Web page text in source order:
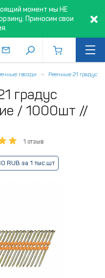
момент мы НЕ
Приносим свои
гвозди Реечные 21 градус
градус
/ 1000шт //
1 отзыв
RUB за 1 тыс.шт